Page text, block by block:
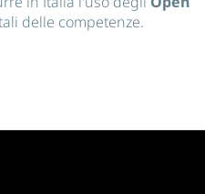
delle competenze.